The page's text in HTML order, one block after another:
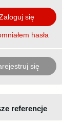
się
hasła
się
referencje